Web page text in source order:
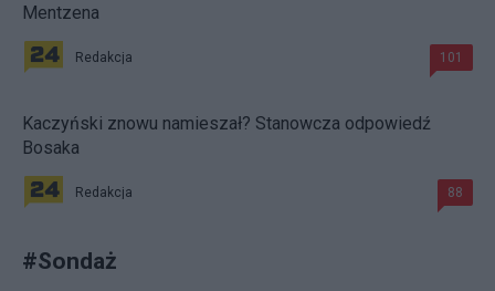
Mentzena
Redakcja 101
Kaczyński znowu namieszał? Stanowcza odpowiedź
Bosaka
Redakcja 88
#Sondaż